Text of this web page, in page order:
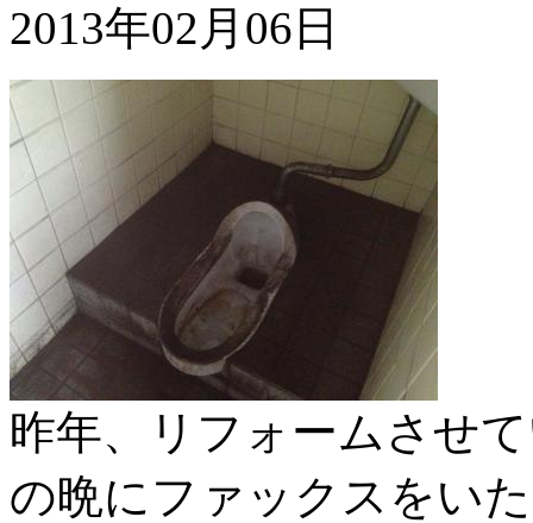
2013年02月06日
昨年、リフォームさせ
の晩にファックスをい